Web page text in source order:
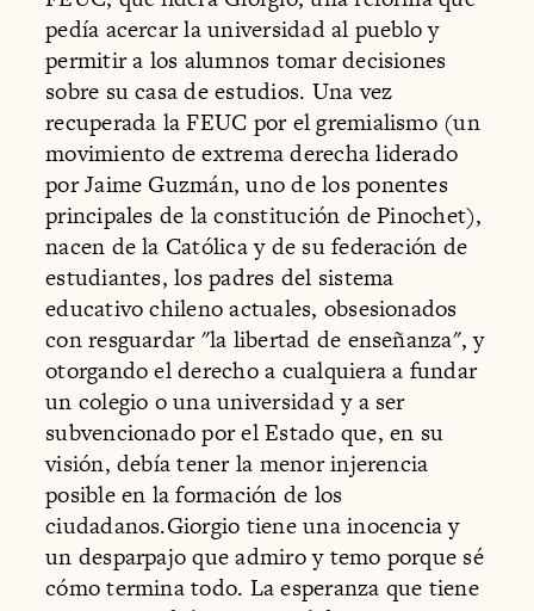
pedía acercar la universidad al pueblo y
permitir a los alumnos tomar decisiones
sobre su casa de estudios. Una vez
recuperada la FEUC por el gremialismo (un
movimiento de extrema derecha liderado
por Jaime Guzmán, uno de los ponentes
principales de la constitución de Pinochet),
nacen de la Católica y de su federación de
estudiantes, los padres del sistema
educativo chileno actuales, obsesionados
con resguardar "la libertad de enseñanza", y
otorgando el derecho a cualquiera a fundar
un colegio o una universidad y a ser
subvencionado por el Estado que, en su
visión, debía tener la menor injerencia
posible en la formación de los
ciudadanos.Giorgio tiene una inocencia y
un desparpajo que admiro y temo porque sé
cómo termina todo. La esperanza que tiene